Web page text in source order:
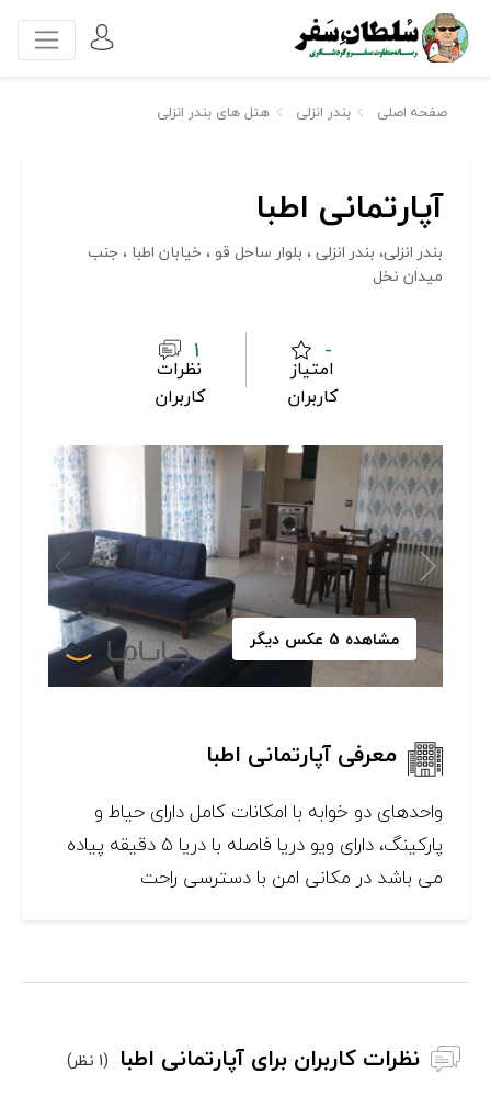
صفحه اصلی بندر انزلی هتل های بندر انزلی
آپارتمانی اطبا
بندر انزلی، بندر انزلی ، بلوار ساحل قو ، خیابان اطبا ، جنب
میدان نخل
-
امتیاز
کاربران
1
نظرات
کاربران
مشاهده 5 عکس دیگر
معرفی آپارتمانی اطبا
واحدهای دو خوابه با امکانات کامل دارای حیاط و
پارکینگ، دارای ویو دریا فاصله با دریا ۵ دقیقه پیاده
می باشد در مکانی امن با دسترسی راحت
نظرات کاربران برای آپارتمانی اطبا (1 نظر)